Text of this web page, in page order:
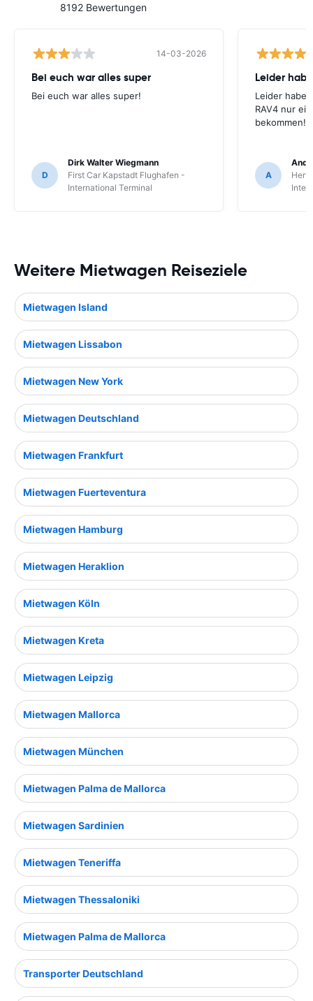
8192 Bewertungen
14-03-2026
Bei euch war alles super
Bei euch war alles super!
D
Dirk Walter Wiegmann
First Car Kapstadt Flughafen -
International Terminal
Leider
Leider
RAV4 nur
bekommen!
A
Weitere Mietwagen Reiseziele
Mietwagen Island
Mietwagen Lissabon
Mietwagen New York
Mietwagen Deutschland
Mietwagen Frankfurt
Mietwagen Fuerteventura
Mietwagen Hamburg
Mietwagen Heraklion
Mietwagen Köln
Mietwagen Kreta
Mietwagen Leipzig
Mietwagen Mallorca
Mietwagen München
Mietwagen Palma de Mallorca
Mietwagen Sardinien
Mietwagen Teneriffa
Mietwagen Thessaloniki
Mietwagen Palma de Mallorca
Transporter Deutschland